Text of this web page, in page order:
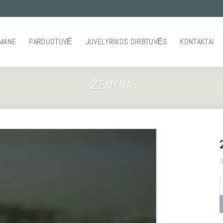
PARDUOTUVĖ JUVELYRIKOS DIRBTUVĖS KONTAKTAI
ŽEMYNA